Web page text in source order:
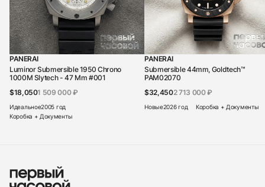
PANERAI
Luminor Submersible 1950 Chrono
1000M Slytech - 47 Mm #001
$18,0501 509 000 ₽
Идеальное2005 год
Коробка + Документы
PANERAI
Submersible 44mm, Goldtech™
PAM02070
$32,4502 713 000 ₽
Новые2026 год Коробка + Документы